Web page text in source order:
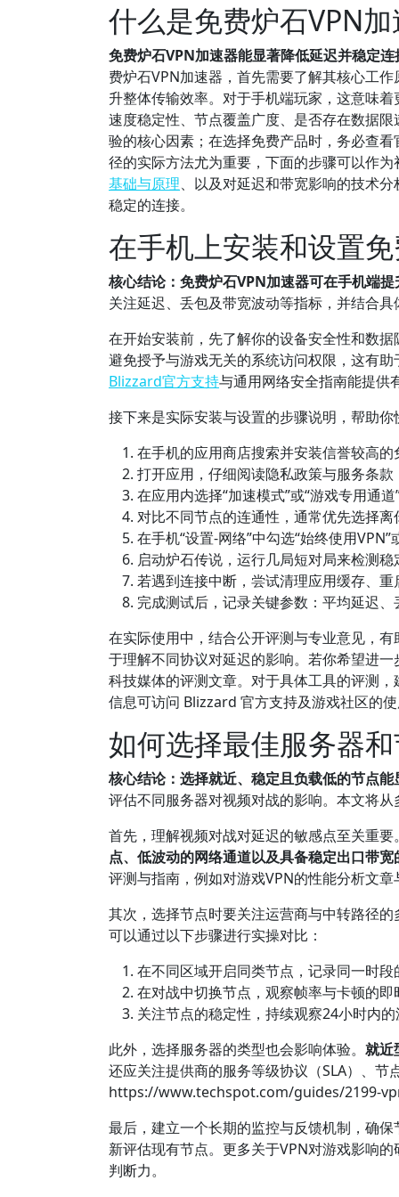
什么是免费炉石VPN
免费炉石VPN加速器能显著降低延迟并稳定连
费炉石VPN加速器，首先需要了解其核心工
升整体传输效率。对于手机端玩家，这意味
速度稳定性、节点覆盖广度、是否存在数据
验的核心因素；在选择免费产品时，务必查
径的实际方法尤为重要，下面的步骤可以作
基础与原理、以及对延迟和带宽影响的技术分
稳定的连接。
在手机上安装和设置
核心结论：免费炉石VPN加速器可在手机端提
关注延迟、丢包及带宽波动等指标，并结合具
在开始安装前，先了解你的设备安全性和数
避免授予与游戏无关的系统访问权限，这有
Blizzard官方支持与通用网络安全指南能提供
接下来是实际安装与设置的步骤说明，帮助
在手机的应用商店搜索并安装信誉较高
打开应用，仔细阅读隐私政策与服务条
在应用内选择“加速模式”或“游戏专用通
对比不同节点的连通性，通常优先选择
在手机“设置-网络”中勾选“始终使用
启动炉石传说，运行几局短对局来检测
若遇到连接中断，尝试清理应用缓存、
完成测试后，记录关键参数：平均延迟
在实际使用中，结合公开评测与专业意见，
于理解不同协议对延迟的影响。若你希望进
科技媒体的评测文章。对于具体工具的评测
信息可访问 Blizzard 官方支持及游戏社区的
如何选择最佳服务器
核心结论：选择就近、稳定且负载低的节点能
评估不同服务器对视频对战的影响。本文将
首先，理解视频对战对延迟的敏感点至关重
点、低波动的网络通道以及具备稳定出口带宽
评测与指南，例如对游戏VPN的性能分析文章
其次，选择节点时要关注运营商与中转路径的
可以通过以下步骤进行实操对比：
在不同区域开启同类节点，记录同一时段
在对战中切换节点，观察帧率与卡顿的即
关注节点的稳定性，持续观察24小时内的
此外，选择服务器的类型也会影响体验。 就近
还应关注提供商的服务等级协议（SLA）、
https://www.techspot.com/guides/2199-
最后，建立一个长期的监控与反馈机制，确保
新评估现有节点。更多关于VPN对游戏影响
判断力。